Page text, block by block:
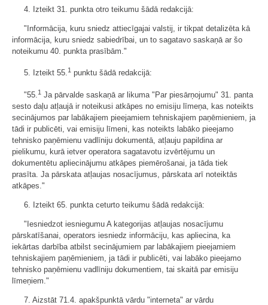
4. Izteikt 31. punkta otro teikumu šādā redakcijā:
"Informācija, kuru sniedz attiecīgajai valstij, ir tikpat detalizēta kā
informācija, kuru sniedz sabiedrībai, un to sagatavo saskaņā ar šo
noteikumu 40. punkta prasībām."
5. Izteikt 55.1 punktu šādā redakcijā:
"55. 1 Ja pārvalde saskaņā ar likuma "Par piesārņojumu" 31. panta
sesto daļu atļaujā ir noteikusi atkāpes no emisiju līmeņa, kas noteikts
secinājumos par labākajiem pieejamiem tehniskajiem paņēmieniem, ja
tādi ir publicēti, vai emisiju līmeni, kas noteikts labāko pieejamo
tehnisko paņēmienu vadlīniju dokumentā, atļauju papildina ar
pielikumu, kurā ietver operatora sagatavotu izvērtējumu un
dokumentētu apliecinājumu atkāpes piemērošanai, ja tāda tiek
prasīta. Ja pārskata atļaujas nosacījumus, pārskata arī noteiktās
atkāpes."
6. Izteikt 65. punkta ceturto teikumu šādā redakcijā:
"Iesniedzot iesniegumu A kategorijas atļaujas nosacījumu
pārskatīšanai, operators iesniedz informāciju, kas apliecina, ka
iekārtas darbība atbilst secinājumiem par labākajiem pieejamiem
tehniskajiem paņēmieniem, ja tādi ir publicēti, vai labāko pieejamo
tehnisko paņēmienu vadlīniju dokumentiem, tai skaitā par emisiju
līmeņiem."
7. Aizstāt 71.4. apakšpunktā vārdu "interneta" ar vārdu